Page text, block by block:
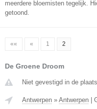
meerdere bloemisten tegelijk.
getoond.
«« « 1 2
De Groene Droom
Niet gevestigd in de
Antwerpen » Antwerpen